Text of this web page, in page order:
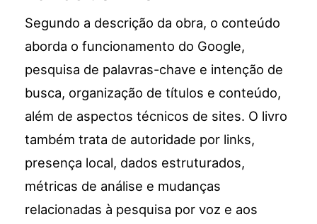
Segundo a descrição da obra, o conteúdo
aborda o funcionamento do Google,
pesquisa de palavras-chave e intenção de
busca, organização de títulos e conteúdo,
além de aspectos técnicos de sites. O livro
também trata de autoridade por links,
presença local, dados estruturados,
métricas de análise e mudanças
relacionadas à pesquisa por voz e aos